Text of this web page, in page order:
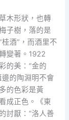
木形狀，也轉
子樹，落的是
酒”，而酒里不
變著。1922
的美：“金的
的陶淵明不會
的色彩是黃
成正色。《東
討厭：“洛人善